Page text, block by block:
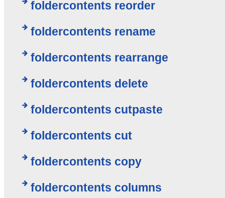
foldercontents reorder
foldercontents rename
foldercontents rearrange
foldercontents delete
foldercontents cutpaste
foldercontents cut
foldercontents copy
foldercontents columns